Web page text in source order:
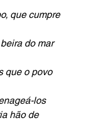
que cumpre
do mar
que o povo
los
hão de